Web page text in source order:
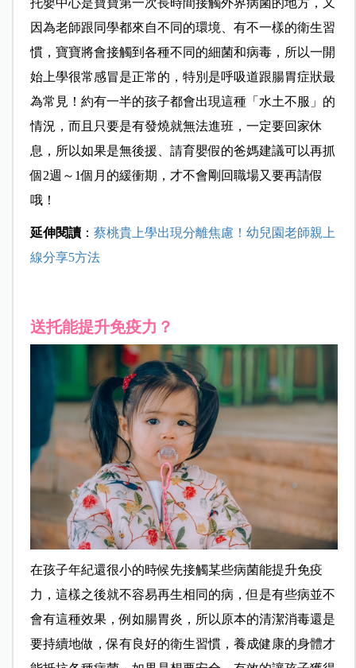
托嬰中心是寶寶第一次長時間接觸外界病菌的地方，又
因為老師跟同學都來自不同的環境、有不一樣的衛生習
慣，寶寶將會接觸到各種不同的細菌和病毒，所以一開
始上學很常感冒是正常的，特別是呼吸道跟腸胃症狀最
為常見！約有一半的孩子都會出現這種「水土不服」的
情況，而且只要是有發燒就無法進班，一定要回家休
息，所以如果是無後援、請育嬰假的爸媽建議可以再抓
個2週～1個月的緩衝期，才不會剛回職場又要再請假
哦！
延伸閱讀： 蔡桃貴上學出現分離焦慮！幼兒園老師親上
線分享5方法
送托能提升免疫力？
在孩子年紀還很小的時候先接觸某些病菌能提升免疫
力，這樣之後就不容易再生相同的病，但是有些病並不
會有這種效果，例如腸胃炎，所以原本的清潔消毒還是
要持續地做，保有良好的衛生習慣，養成健康的身體才